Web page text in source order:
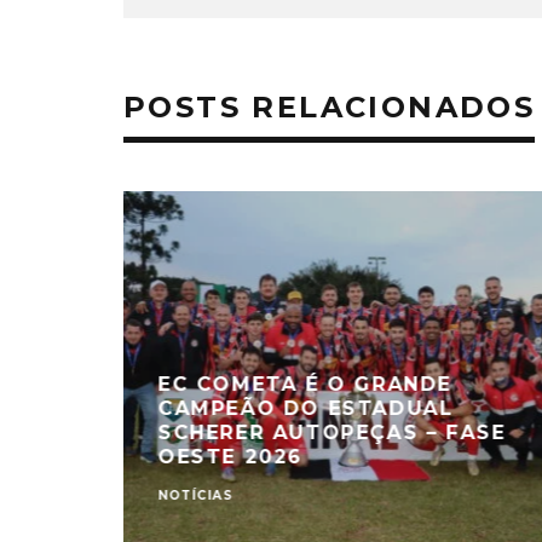
POSTS RELACIONADOS
EC COMETA É O GRANDE
CAMPEÃO DO ESTADUAL
SCHERER AUTOPEÇAS – FASE
OESTE 2026
NOTÍCIAS